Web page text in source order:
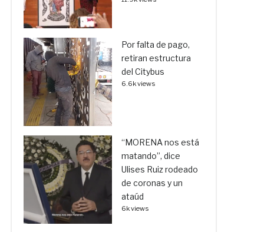
Por falta de pago,
retiran estructura
del Citybus
6.6k views
“MORENA nos está
matando”, dice
Ulises Ruiz rodeado
de coronas y un
ataúd
6k views